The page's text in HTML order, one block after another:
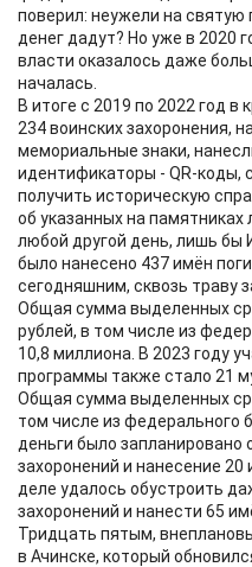
поверил: неужели на святую
денег дадут? Но уже в 2020
власти оказалось даже
началась.
В итоге с 2019 по 2022 год в
234 воинских захоронения,
мемориальные знаки,
идентификаторы - QR-
получить историческую
об указанных на памятниках
любой другой день, лишь бы
было нанесено 437 имён
сегодняшним, сквозь траву
Общая сумма выделенных
рублей, в том числе из
10,8 миллиона. В 2023 году
программы также стало 21
Общая сумма выделенных
том числе из федерального
деньги было запланировано
захоронений и нанесение
деле удалось обустроить
захоронений и нанести 65
Тридцать пятым,
в Ачинске, который